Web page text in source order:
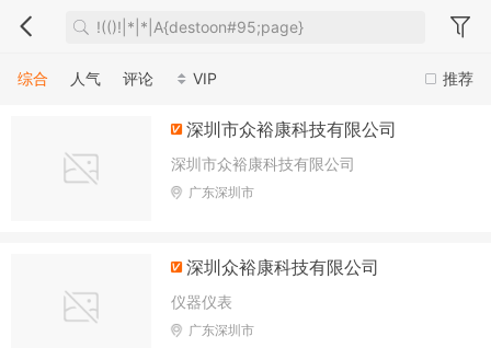
推荐
综合 人气 评论 VIP
深圳市众裕康科技有限公司
深圳市众裕康科技有限公司
广东深圳市
深圳众裕康科技有限公司
仪器仪表
广东深圳市